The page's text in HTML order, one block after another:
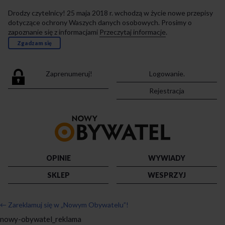
Drodzy czytelnicy! 25 maja 2018 r. wchodzą w życie nowe przepisy
dotyczące ochrony Waszych danych osobowych. Prosimy o
zapoznanie się z informacjami Przeczytaj informacje.
Zgadzam się
Zaprenumeruj!
Logowanie.
Rejestracja
strony
OPINIE
WYWIADY
SKLEP
WESPRZYJ
← Zareklamuj się w „Nowym Obywatelu”!
nowy-obywatel_reklama